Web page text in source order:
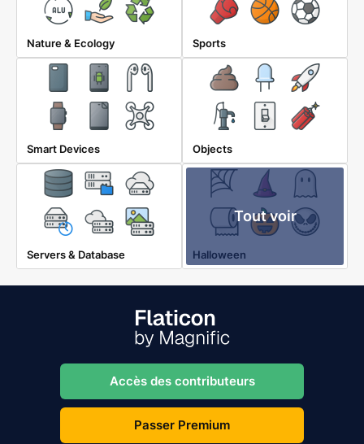
Nature & Ecology Sports
Smart Devices Objects
Servers & Database
Tout voir
Halloween
Accès des contributeurs
Passer Premium